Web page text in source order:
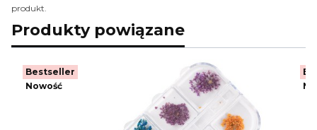
produkt.
Produkty powiązane
Bestseller
Nowość